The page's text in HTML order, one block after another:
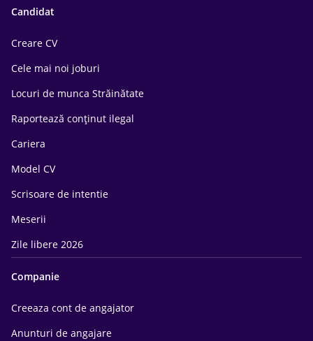
Candidat
Creare CV
Cele mai noi joburi
Locuri de munca Străinătate
Raportează conținut ilegal
Cariera
Model CV
Scrisoare de intentie
Meserii
Zile libere 2026
Companie
Creeaza cont de angajator
Anunturi de angajare